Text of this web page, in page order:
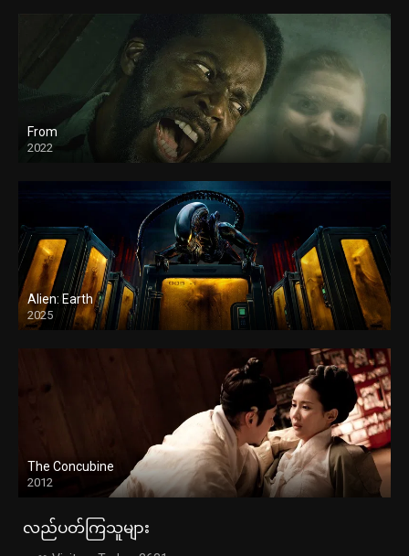
From
2022
Alien: Earth
2025
The Concubine
2012
လည်ပတ်ကြသူများ